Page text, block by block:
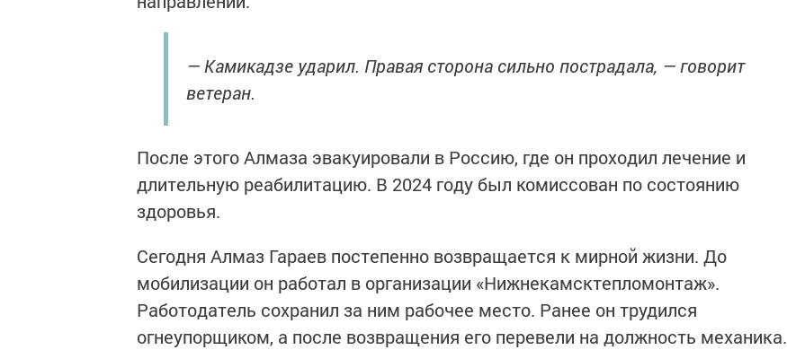
— Камикадзе ударил. Правая сторона сильно пострадала, — говорит
ветеран.
После этого Алмаза эвакуировали в Россию, где он проходил лечение и
длительную реабилитацию. В 2024 году был комиссован по состоянию
здоровья.
Сегодня Алмаз Гараев постепенно возвращается к мирной жизни. До
мобилизации он работал в организации «Нижнекамсктепломонтаж».
Работодатель сохранил за ним рабочее место. Ранее он трудился
огнеупорщиком, а после возвращения его перевели на должность механика.